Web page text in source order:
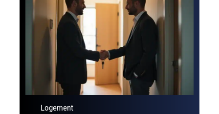
Logement